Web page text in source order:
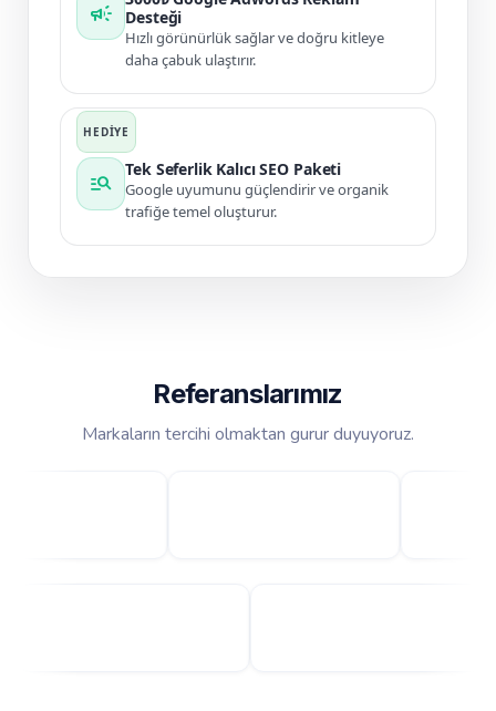
campaign
Desteği
Hızlı görünürlük sağlar ve doğru kitleye
daha çabuk ulaştırır.
manage_search
Tek Seferlik Kalıcı SEO Paketi
Google uyumunu güçlendirir ve organik
trafiğe temel oluşturur.
Referanslarımız
Markaların tercihi olmaktan gurur duyuyoruz.